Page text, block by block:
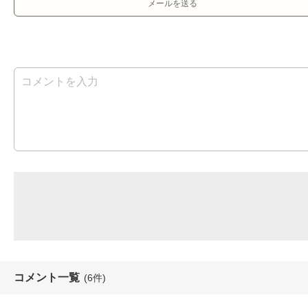
メールを送る
コメント一覧 (6件)